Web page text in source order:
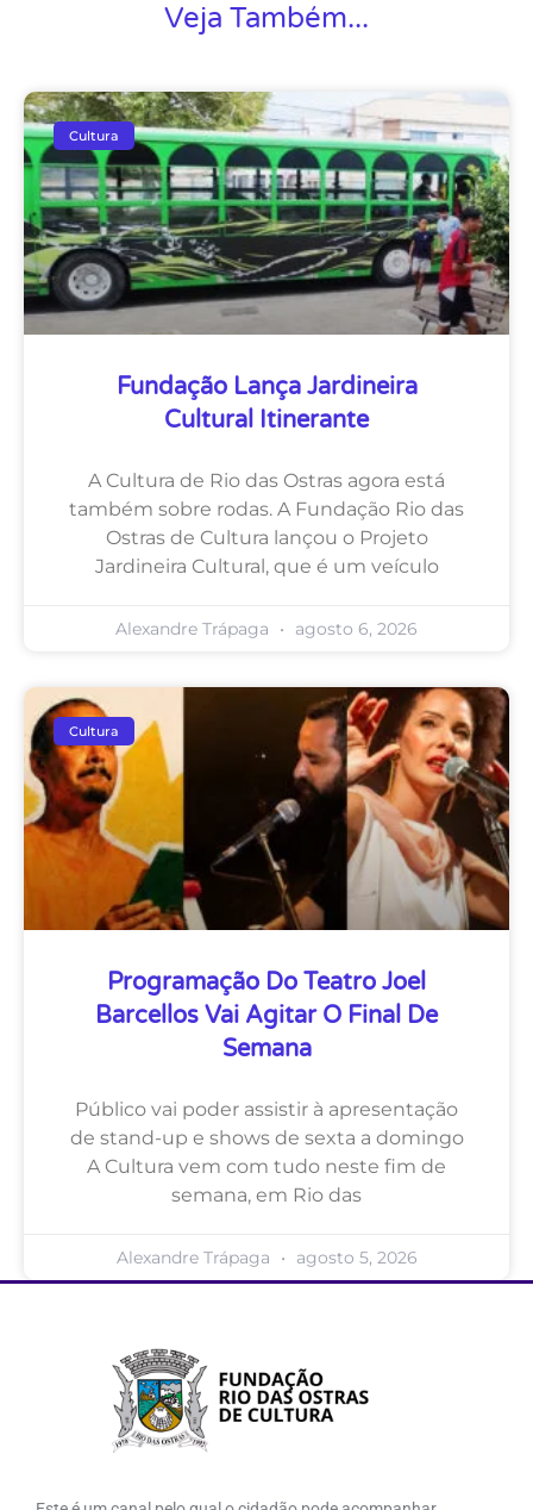
Veja Também...
Cultura
Fundação Lança Jardineira
Cultural Itinerante
A Cultura de Rio das Ostras agora está
também sobre rodas. A Fundação Rio das
Ostras de Cultura lançou o Projeto
Jardineira Cultural, que é um veículo
Alexandre Trápaga agosto 6, 2026
Cultura
Programação Do Teatro Joel
Barcellos Vai Agitar O Final De
Semana
Público vai poder assistir à apresentação
de stand-up e shows de sexta a domingo
A Cultura vem com tudo neste fim de
semana, em Rio das
Alexandre Trápaga agosto 5, 2026